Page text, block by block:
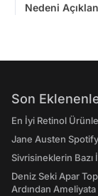
Nedeni
Son
En İyi Retinol
Jane Austen
Sivrisineklerin Bazı
Deniz Seki Apar
Ardından Ameliyata